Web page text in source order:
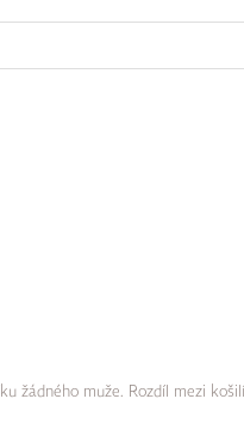
žádného muže. Rozdíl mezi